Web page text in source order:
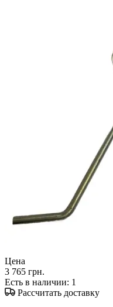
Цена
3 765 грн.
Есть в наличии: 1
Рассчитать доставку